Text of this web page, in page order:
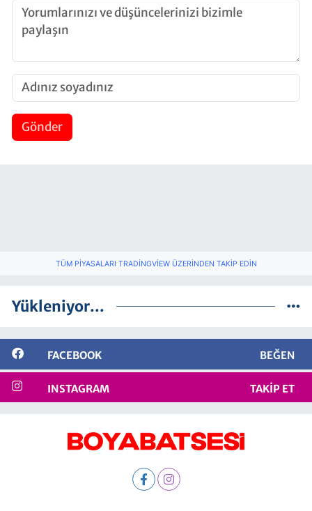
Gönder
TÜM PIYASALARI TRADINGVIEW ÜZERINDEN TAKIP EDIN
Yükleniyor...
FACEBOOK BEĞEN
INSTAGRAM TAKIP ET